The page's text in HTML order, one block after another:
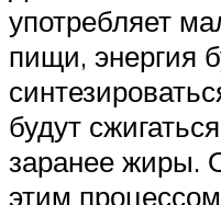
употребляет
пищи, энергия
будут
заранее жиры.
этим